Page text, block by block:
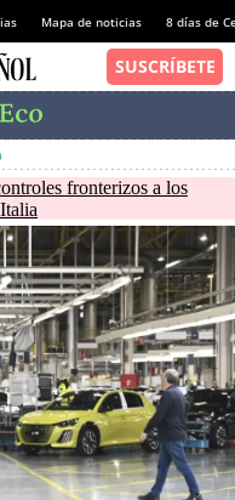
Mapa de noticias 8 días de
fronterizos a los